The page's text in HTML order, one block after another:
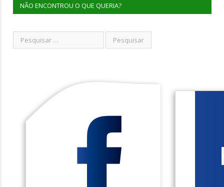
NÃO ENCONTROU O QUE QUERIA?